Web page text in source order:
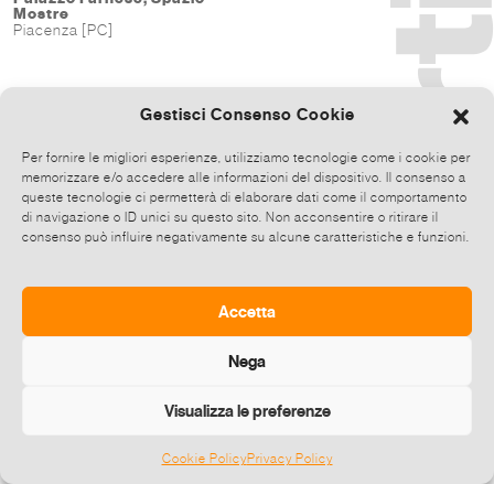
Gestisci Consenso Cookie
Per fornire le migliori esperienze, utilizziamo tecnologie come i cookie per
memorizzare e/o accedere alle informazioni del dispositivo. Il consenso a
queste tecnologie ci permetterà di elaborare dati come il comportamento
di navigazione o ID unici su questo sito. Non acconsentire o ritirare il
consenso può influire negativamente su alcune caratteristiche e funzioni.
Accetta
Nega
Visualizza le preferenze
Cookie PolicyPrivacy Policy
Mostre
Piacenza [PC]
©2026 E-zine